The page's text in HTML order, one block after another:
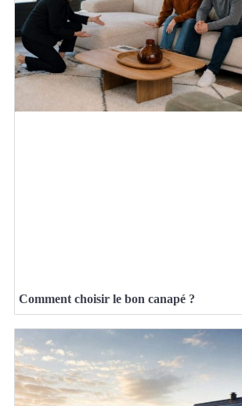
Comment choisir le bon canapé ?